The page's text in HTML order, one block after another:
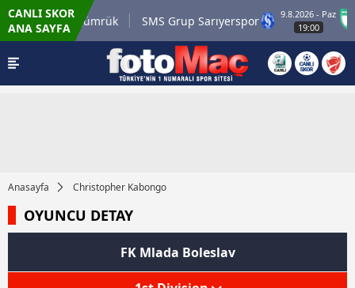
CANLI SKOR
ANA SAYFAKaragümrük SMS Grup Sarıyerspor
9.8.2026 - Paz
19:00
Anasayfa Christopher Kabongo
OYUNCU DETAY
FK Mlada Boleslav